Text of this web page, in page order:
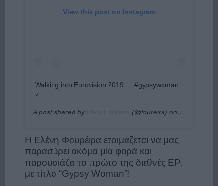
View this post on Instagram
Walking into Eurovision 2019…. #gypsywoman
?
A post shared by (@foureira) on May 13,
Η Ελένη Φουρέιρα ετοιμάζεται να μας
παρασύρει ακόμα μία φορά και
παρουσιάζει το πρώτο της διεθνές EP,
με τίτλο “Gypsy Woman”!